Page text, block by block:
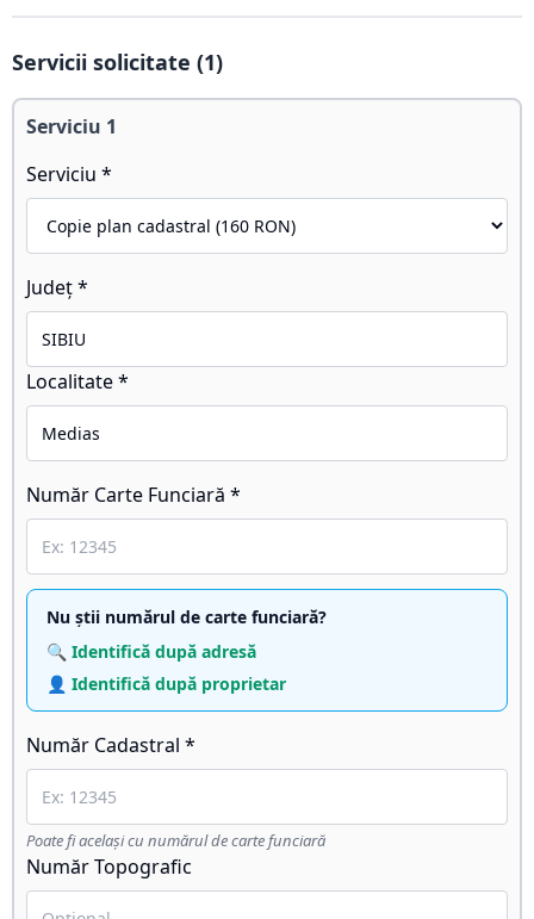
Servicii solicitate (1)
Serviciu 1
Serviciu *
Județ *
Localitate *
Număr Carte Funciară *
Nu știi numărul de carte funciară?
🔍 Identifică după adresă
👤 Identifică după proprietar
Număr Cadastral *
Poate fi același cu numărul de carte funciară
Număr Topografic